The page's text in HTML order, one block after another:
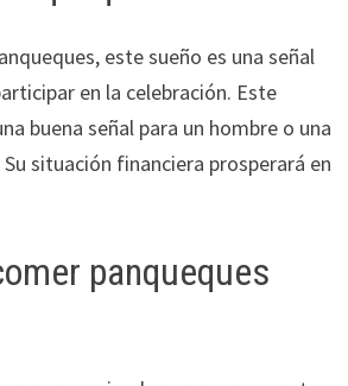
este sueño es una señal
en la celebración. Este
buena señal para un hombre o una
situación financiera prosperará en
panqueques